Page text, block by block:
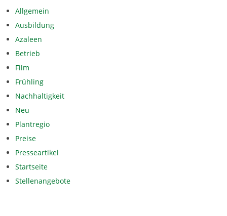
Allgemein
Ausbildung
Azaleen
Betrieb
Film
Frühling
Nachhaltigkeit
Neu
Plantregio
Preise
Presseartikel
Startseite
Stellenangebote